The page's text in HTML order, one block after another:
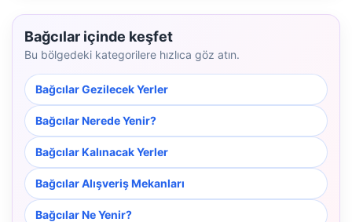
Bağcılar içinde keşfet
Bu bölgedeki kategorilere hızlıca göz atın.
Bağcılar Gezilecek Yerler
Bağcılar Nerede Yenir?
Bağcılar Kalınacak Yerler
Bağcılar Alışveriş Mekanları
Bağcılar Ne Yenir?